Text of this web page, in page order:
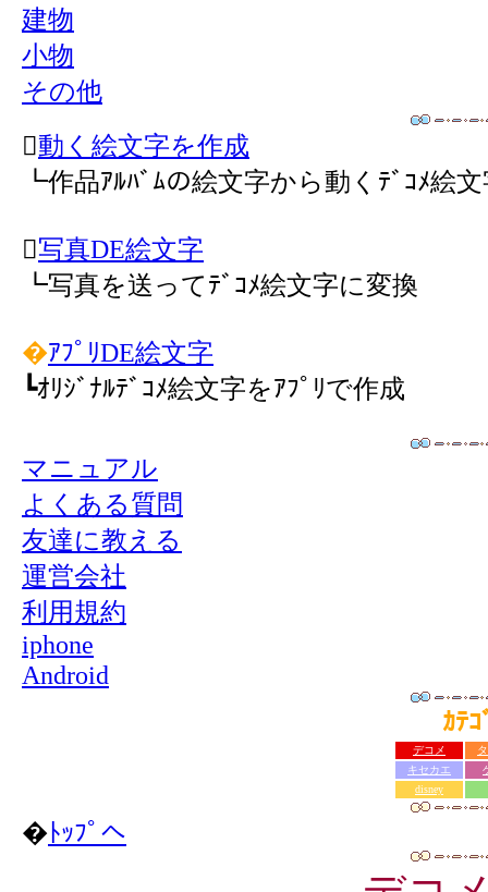
建物
小物
その他
動く絵文字を作成
┗作品ｱﾙﾊﾞﾑの絵文字から動くﾃﾞｺﾒ絵
写真DE絵文字
┗写真を送ってﾃﾞｺﾒ絵文字に変換
�ｱﾌﾟﾘDE絵文字
┗ｵﾘｼﾞﾅﾙﾃﾞｺﾒ絵文字をｱﾌﾟﾘで作成
マニュアル
よくある質問
友達に教える
運営会社
利用規約
iphone
Android
ｶﾃ
デコメ
キセカエ
disney
�ﾄｯﾌﾟへ